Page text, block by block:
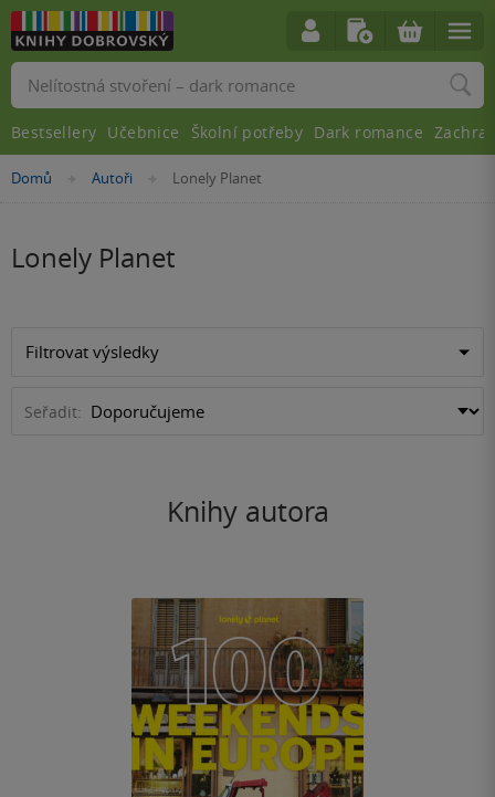
Nacházíte
Domů »Autoři »
Lonely Planet
Lonely Planet
Filtrovat výsledky
Seřadit:
Knihy autora
Vyhledávání
Bestsellery Učebnice Školní potřeby Dark romance